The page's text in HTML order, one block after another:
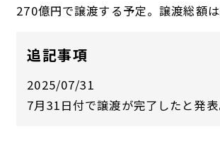
270億円で譲渡する予定。譲渡総額は
追記事項
2025/07/31
7月31日付で譲渡が完了したと発表